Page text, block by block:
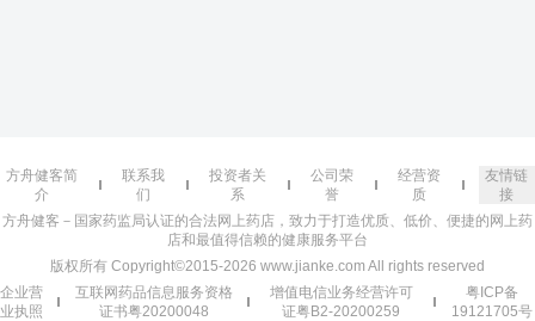
方舟健客简
介
联系我
们
投资者关
系
公司荣
誉
经营资
质
友情链
接
方舟健客－国家药监局认证的合法网上药店，致力于打造优质、低价、便捷的网上药
店和最值得信赖的健康服务平台
版权所有 Copyright©2015-2026 www.jianke.com All rights reserved
企业营
业执照
互联网药品信息服务资格
证书粤20200048
增值电信业务经营许可
证粤B2-20200259
粤ICP备
19121705号